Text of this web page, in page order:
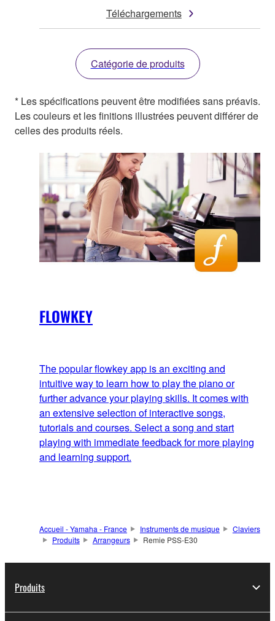
Téléchargements
Catégorie de produits
* Les spécifications peuvent être modifiées sans préavis.
Les couleurs et les finitions illustrées peuvent différer de
celles des produits réels.
FLOWKEY
The popular flowkey app is an exciting and
intuitive way to learn how to play the piano or
further advance your playing skills. It comes with
an extensive selection of interactive songs,
tutorials and courses. Select a song and start
playing with immediate feedback for more playing
and learning support.
Accueil - Yamaha - France Instruments de musique
Claviers
Produits
Arrangeurs Remie PSS-E30
Produits